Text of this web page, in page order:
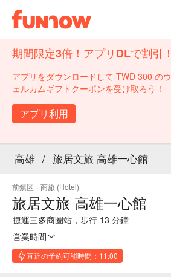
期間限定3倍！アプリDLで割引！
アプリをダウンロードして TWD 300 のウ
ェルカムギフトクーポンを受け取ろう！
アプリ利用
高雄 / 旅居文旅 高雄一心館
前鎮区 · 商旅 (Hotel)
旅居文旅 高雄一心館
捷運三多商圈站，步行 13 分鐘
営業時間
直近の予約可能時間：11:00